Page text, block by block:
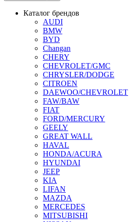
Каталог брендов
AUDI
BMW
BYD
Changan
CHERY
CHEVROLET/GMC
CHRYSLER/DODGE
CITROEN
DAEWOO/CHEVROLET
FAW/BAW
FIAT
FORD/MERCURY
GEELY
GREAT WALL
HAVAL
HONDA/ACURA
HYUNDAI
JEEP
KIA
LIFAN
MAZDA
MERCEDES
MITSUBISHI